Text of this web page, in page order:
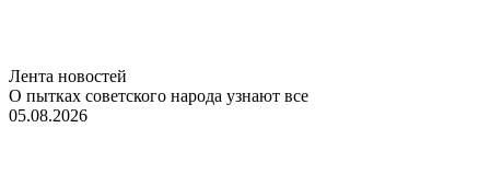
Лента новостей
О пытках советского народа узнают все
05.08.2026